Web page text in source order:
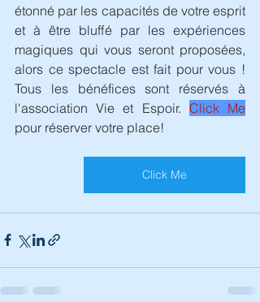
étonné par les capacités de votre esprit
et à être bluffé par les expériences
magiques qui vous seront proposées,
alors ce spectacle est fait pour vous !
Tous les bénéfices sont réservés à
l'association Vie et Espoir. Click Me
pour réserver votre place!
Click Me